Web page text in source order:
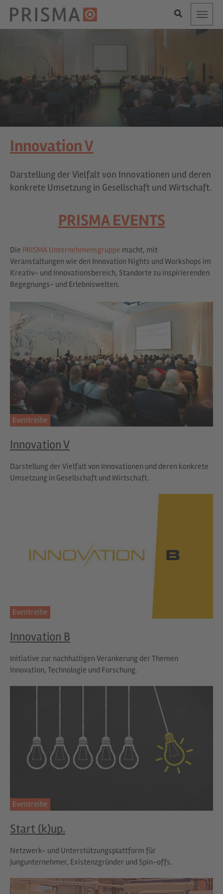
Innovation V
Darstellung der Vielfalt von Innovationen und deren
konkrete Umsetzung in Gesellschaft und Wirtschaft.
PRISMA EVENTS
Die PRISMA Unternehmensgruppe macht, mit
Veranstaltungen wie den Innovation Nights und Workshops im
Kreativ- und Innovationsbereich, Standorte zu inspirierenden
Begegnungs- und Erlebniswelten.
Eventreihe
Innovation V
Darstellung der Vielfalt von Innovationen und deren konkrete
Umsetzung in Gesellschaft und Wirtschaft.
Eventreihe
Innovation B
Initiative zur nachhaltigen Verankerung der Themen
Innovation, Technologie und Forschung.
Eventreihe
Start (k)up.
Netzwerk- und Unterstützungsplattform für
Jungunternehmer, Existenzgründer und Spin-offs.